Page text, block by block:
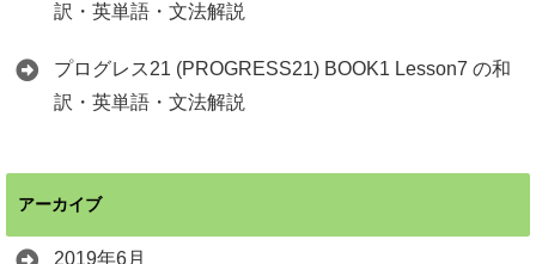
訳・英単語・文法解説
プログレス21 (PROGRESS21) BOOK1 Lesson7 の和
訳・英単語・文法解説
アーカイブ
2019年6月